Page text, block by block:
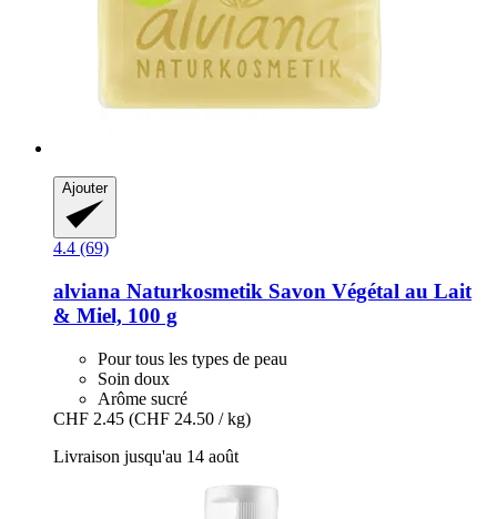
Ajouter
4.4 (69)
alviana Naturkosmetik Savon Végétal au Lait
& Miel, 100 g
Pour tous les types de peau
Soin doux
Arôme sucré
CHF 2.45 (CHF 24.50 / kg)
Livraison jusqu'au 14 août